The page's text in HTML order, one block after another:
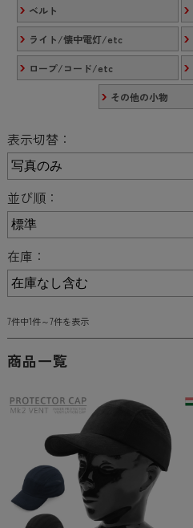
ベルト
ライト/懐中電灯/etc
ロープ/コード/etc
その他の小物
表示切替：
並び順：
在庫：
7件中1件～7件を表示
商品一覧